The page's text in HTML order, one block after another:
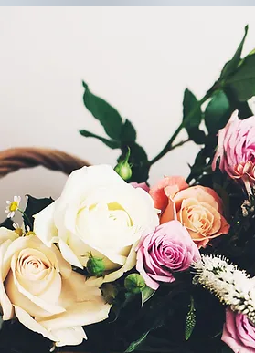
コスモス＊エンジ
【LEO-japan リエ
Angelart 桜＊さゆ
アセンションライ
ク情報サイト